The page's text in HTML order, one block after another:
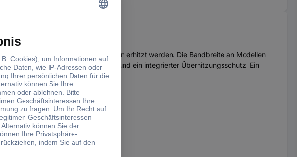
in temperaturbeständigen Gefäßen erhitzt werden. Die Bandbreite an Modellen
Griff mit Abstandshalter und ein integrierter Überhitzungsschutz. Ein